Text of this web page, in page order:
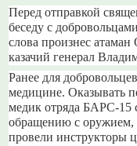
Перед отправкой
беседу с
слова произнес атаман
казачий генерал
Ранее для
медицине. Оказывать
медик отряда БАРС-
обращению с оружием,
провели инструкторы